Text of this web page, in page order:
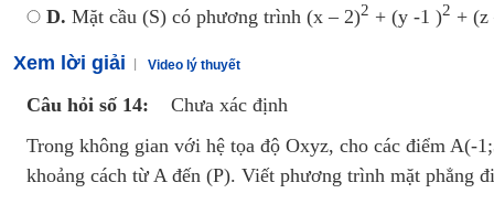
D. Mặt cầu (S) có phương trình (x – 2)2 + (y -1 )2 + (z
Xem lời giải Video lý thuyết
Câu hỏi số 14:
Chưa xác định
Trong không gian với hệ tọa độ Oxyz, cho các điểm A(-
khoảng cách từ A đến (P). Viết phương trình mặt phẳng